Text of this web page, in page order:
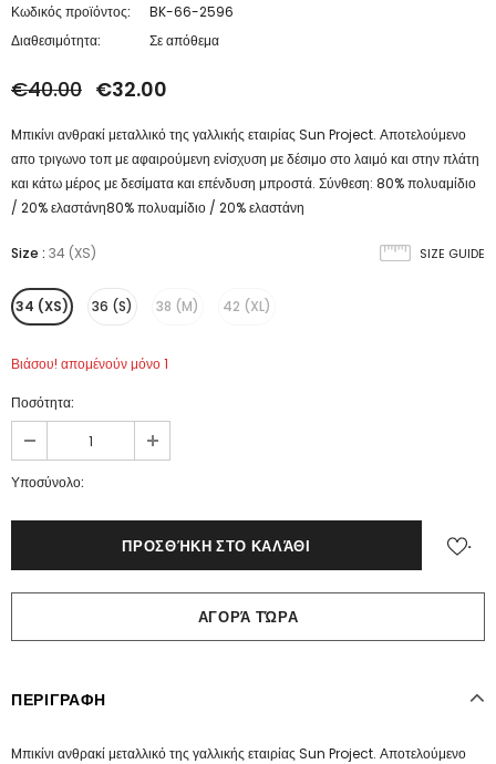
Κωδικός προϊόντος:
BK-66-2596
Διαθεσιμότητα:
Σε απόθεμα
€40.00 €32.00
Mπικίνι ανθρακί μεταλλικό της γαλλικής εταιρίας Sun Project. Αποτελούμενο
απο τριγωνο τοπ με αφαιρούμενη ενίσχυση με δέσιμο στο λαιμό και στην πλάτη
και κάτω μέρος με δεσίματα και επένδυση μπροστά. Σύνθεση: 80% πολυαμίδιο
/ 20% ελαστάνη80% πολυαμίδιο / 20% ελαστάνη
SIZE GUIDE
Size : 34 (XS)
34 (XS) 36 (S) 38 (M) 42 (XL)
Βιάσου! απομένούν μόνο 1
Ποσότητα:
Υποσύνολο:
.
ΑΓΟΡΆ ΤΏΡΑ
ΠΕΡΙΓΡΑΦΗ
Mπικίνι ανθρακί μεταλλικό της γαλλικής εταιρίας Sun Project. Αποτελούμενο